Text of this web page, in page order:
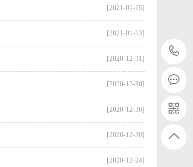
[2021-01-15]
[2021-01-13]
[2020-12-31]
[2020-12-30]
[2020-12-30]
[2020-12-30]
[2020-12-24]